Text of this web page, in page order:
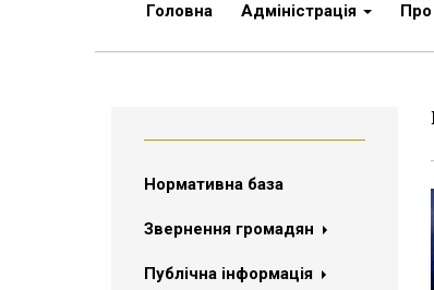
Головна Адміністрація
Нормативна база
Звернення громадян
Публічна інформація